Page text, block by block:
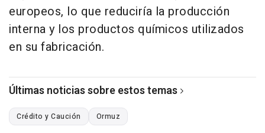
europeos, lo que reduciría la producción
interna y los productos químicos utilizados
en su fabricación.
Últimas noticias sobre estos temas
Crédito y Caución Ormuz